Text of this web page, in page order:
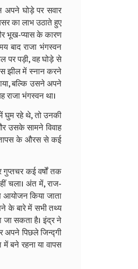
अपने घोड़े पर सवार
का लाभ उठाते हुए
भूख-प्यास के कारण
बाद राजा भंगस्वन
पर पड़ी, वह घोड़े से
झील में स्नान करने
बल्कि उसने अपने
राजा भंगस्वन था।
घुम रहे थे, तो उनकी
उसके सामने विवाह
तापस के औरस से कई
गुप्तचर कई वर्षों तक
चला। अंत में, राज-
आयोजन किया जाता
के बारे में सभी तथ्य
जा सकता है। इंद्र ने
अपने पिछले जिन्द्गी
बने रहना या वापस